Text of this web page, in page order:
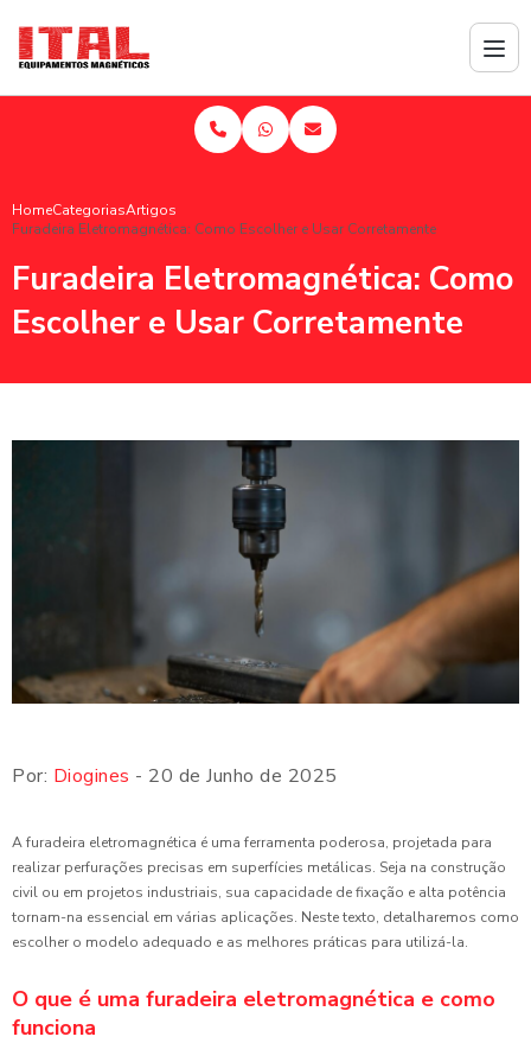
HomeCategoriasArtigos
Furadeira Eletromagnética: Como Escolher e Usar Corretamente
Furadeira Eletromagnética: Como
Escolher e Usar Corretamente
Por: Diogines - 20 de Junho de 2025
A furadeira eletromagnética é uma ferramenta poderosa, projetada para
realizar perfurações precisas em superfícies metálicas. Seja na construção
civil ou em projetos industriais, sua capacidade de fixação e alta potência
tornam-na essencial em várias aplicações. Neste texto, detalharemos como
escolher o modelo adequado e as melhores práticas para utilizá-la.
O que é uma furadeira eletromagnética e como
funciona